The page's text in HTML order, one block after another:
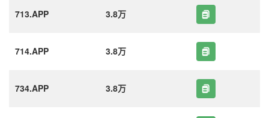
713.APP 3.8万
714.APP 3.8万
734.APP 3.8万